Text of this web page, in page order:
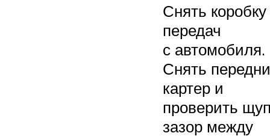
Снять коробку
передач
с автомобиля.
Снять
картер и
проверить
зазор между